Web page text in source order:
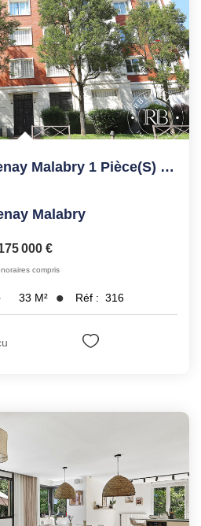
Appartement Chatenay Malabry 1 Pièce(s) 33.15 M2
Malabry
000 €
compris
33 M² Réf : 316